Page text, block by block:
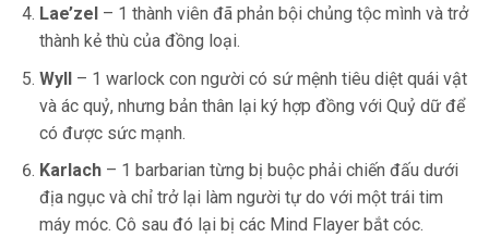
Lae’zel– 1 thành viên đã phản bội chủng tộc mình và trở
thành kẻ thù của đồng loại.
Wyll– 1 warlock con người có sứ mệnh tiêu diệt quái vật
và ác quỷ, nhưng bản thân lại ký hợp đồng với Quỷ dữ để
có được sức mạnh.
Karlach– 1 barbarian từng bị buộc phải chiến đấu dưới
địa ngục và chỉ trở lại làm người tự do với một trái tim
máy móc. Cô sau đó lại bị các Mind Flayer bắt cóc.